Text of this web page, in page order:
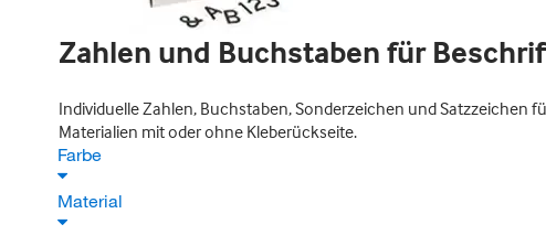
Zahlen und Buchstaben für
Individuelle Zahlen, Buchstaben, Sonderzeichen und Satzzeichen
Materialien mit oder ohne Kleberückseite.
Farbe
Material